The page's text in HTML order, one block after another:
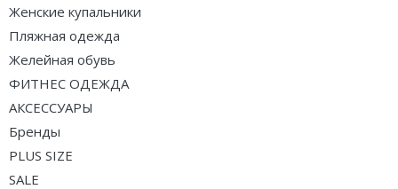
Женские купальники
Пляжная одежда
Желейная обувь
ФИТНЕС ОДЕЖДА
АКСЕССУАРЫ
Бренды
PLUS SIZE
SALE